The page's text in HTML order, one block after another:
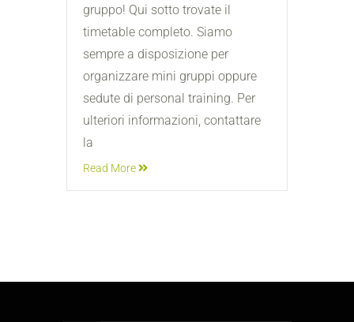
gruppo! Qui sotto trovate il
timetable completo. Siamo
sempre a disposizione per
organizzare mini gruppi oppure
sedute di personal training. Per
ulteriori informazioni, contattare
la
Read More